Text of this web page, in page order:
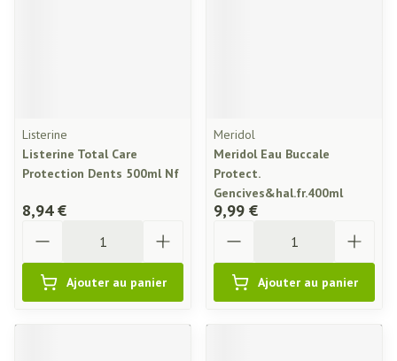
Listerine
Listerine Total Care
Protection Dents 500ml Nf
8,94 €
Ajouter au panier
Meridol
Meridol Eau Buccale
Protect.
Gencives&hal.fr.400ml
9,99 €
Ajouter au panier